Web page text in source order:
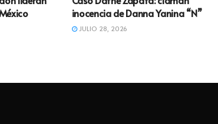
inocencia de Danna Yanina “N”
JULIO 28, 2026